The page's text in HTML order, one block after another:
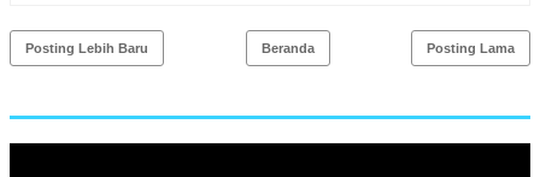
Posting Lebih Baru Posting Lama
Beranda